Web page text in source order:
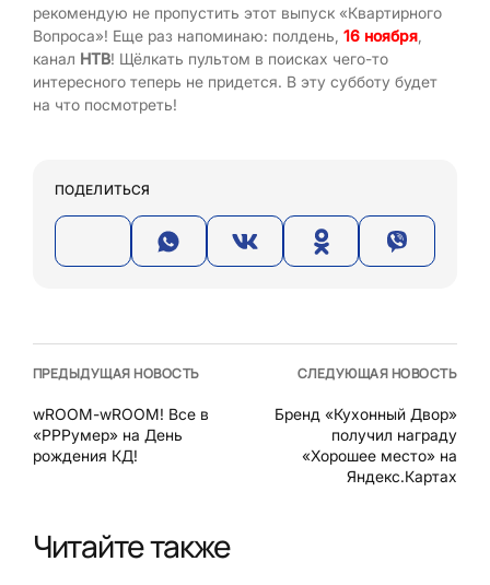
рекомендую не пропустить этот выпуск «Квартирного
Вопроса»! Еще раз напоминаю: полдень, 16 ноября
канал НТВ! Щёлкать пультом в поисках чего-то
интересного теперь не придется. В эту субботу будет
на что посмотреть!
ПОДЕЛИТЬСЯ
ПРЕДЫДУЩАЯ НОВОСТЬ
wROOM-wROOM! Все в
«РРРумер» на День
рождения КД!
СЛЕДУЮЩАЯ НОВОСТЬ
Бренд «Кухонный Двор»
получил награду
«Хорошее место» на
Яндекс.Картах
Читайте также